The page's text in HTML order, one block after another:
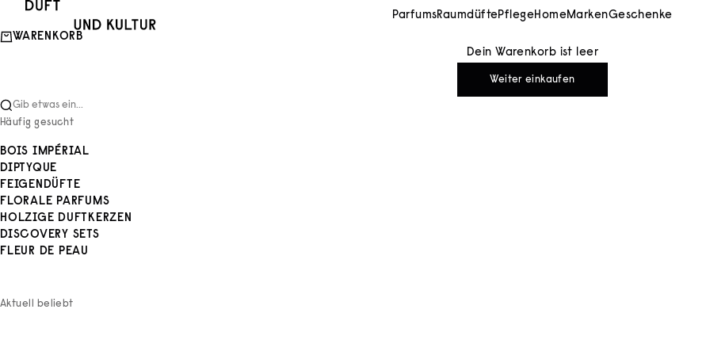
Zum Inhalt springen
Duft und Kultur ParfumsRaumdüftePflegeHomeMarkenGeschenke
WARENKORB
Dein Warenkorb ist leer
Weiter einkaufen
Gib etwas ein...
Häufig gesucht
BOIS IMPÉRIAL
DIPTYQUE
FEIGENDÜFTE
FLORALE PARFUMS
HOLZIGE DUFTKERZEN
DISCOVERY SETS
FLEUR DE PEAU
Aktuell beliebt